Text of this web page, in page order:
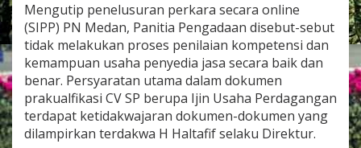
S
u
u
t
D
i
a
d
i
Mengutip penelusuran perkara secara online
(SIPP) PN Medan, Panitia Pengadaan disebut-sebut
tidak melakukan proses penilaian kompetensi dan
kemampuan usaha penyedia jasa secara baik dan
benar. Persyaratan utama dalam dokumen
prakualfikasi CV SP berupa Ijin Usaha Perdagangan
terdapat ketidakwajaran dokumen-dokumen yang
dilampirkan terdakwa H Haltafif selaku Direktur.